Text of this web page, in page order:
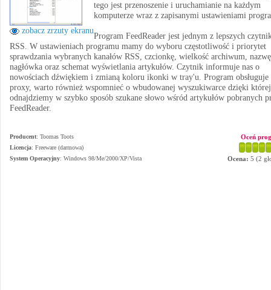
zobacz zrzuty ekranu
tego jest przenoszenie i uruchamianie na każdym
komputerze wraz z zapisanymi ustawieniami
Program FeedReader jest jednym z lepszych
RSS. W ustawieniach programu mamy do wyboru częstotliwość i priorytet
sprawdzania wybranych kanałów RSS, czcionkę, wielkość archiwum, nazwę
nagłówka oraz schemat wyświetlania artykułów. Czytnik informuje nas o
nowościach dźwiękiem i zmianą koloru ikonki w tray'u. Program obsługuje
proxy, warto również wspomnieć o wbudowanej wyszukiwarce dzięki której
odnajdziemy w szybko sposób szukane słowo wśród artykułów pobranych
FeedReader.
Producent: Toomas Toots
Licencja: Freeware (darmowa)
System Operacyjny: Windows 98/Me/2000/XP/Vista
Oceń
Ocena: 5 (2